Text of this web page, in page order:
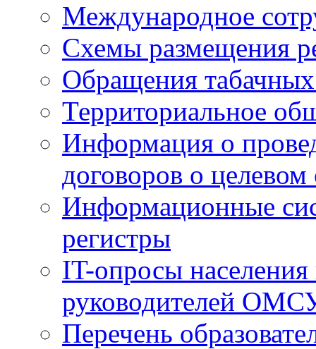
Международное
Схемы размещения
Обращения
Территориальное
Информация о
договоров о
Информационные
регистры
IT-опросы населения
руководителей
Перечень